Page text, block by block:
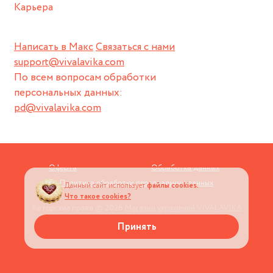
Написать в МаксСвязаться с нами
support@vivalavika.com
По всем вопросам обработки
персональных данных:
pd@vivalavika.com
Карьера
Оферта
Обработка данных
Политика обработки персональных данных
Данный сайт используетфайлы cookies.
Что такое cookies?
Принять